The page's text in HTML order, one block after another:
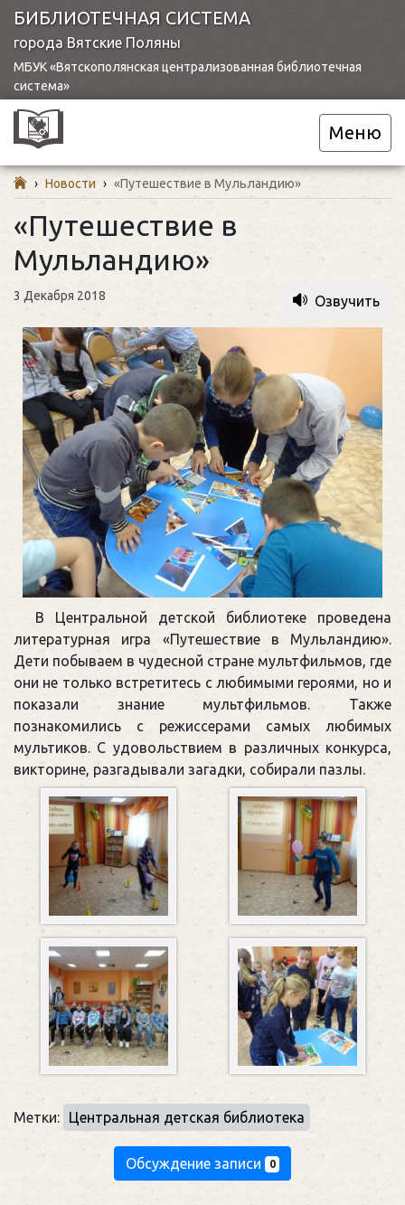
БИБЛИОТЕЧНАЯ СИСТЕМА
города Вятские Поляны
МБУК «Вятскополянская централизованная библиотечная
система»
Меню
› Новости › «Путешествие в Мульландию»
«Путешествие в
Мульландию»
3 Декабря 2018 Озвучить
В Центральной детской библиотеке проведена
литературная игра «Путешествие в Мульландию».
Дети побываем в чудесной стране мультфильмов, где
они не только встретитесь с любимыми героями, но и
показали знание мультфильмов. Также
познакомились с режиссерами самых любимых
мультиков. С удовольствием в различных конкурса,
викторине, разгадывали загадки, собирали пазлы.
Метки: Центральная детская библиотека
Обсуждение записи 0